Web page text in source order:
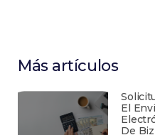
Más artículos
El
De